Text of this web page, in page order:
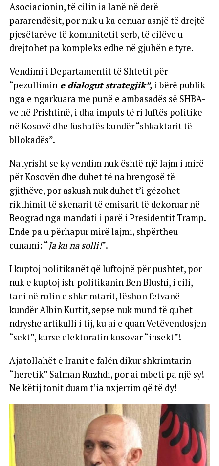
Asociacionin, të cilin ia lanë në derë
pararendësit, por nuk u ka cenuar asnjë të drejtë
pjesëtarëve të komunitetit serb, të cilëve u
drejtohet pa kompleks edhe në gjuhën e tyre.
Vendimi i Departamentit të Shtetit për
“pezullimine dialogut strategjik”, i bërë publik
nga e ngarkuara me punë e ambasadës së SHBA-
ve në Prishtinë, i dha impuls të ri luftës politike
në Kosovë dhe fushatës kundër “shkaktarit të
bllokadës”.
Natyrisht se ky vendim nuk është një lajm i mirë
për Kosovën dhe duhet të na brengosë të
gjithëve, por askush nuk duhet t’i gëzohet
rikthimit të skenarit të emisarit të dekoruar në
Beograd nga mandati i parë i Presidentit Tramp.
Ende pa u përhapur mirë lajmi, shpërtheu
cunami: “Ja ku na solli!”.
I kuptoj politikanët që luftojnë për pushtet, por
nuk e kuptoj ish-politikanin Ben Blushi, i cili,
tani në rolin e shkrimtarit, lëshon fetvanë
kundër Albin Kurtit, sepse nuk mund të quhet
ndryshe artikulli i tij, ku ai e quan Vetëvendosjen
“sekt”, kurse elektoratin kosovar “insekt”!
Ajatollahët e Iranit e falën dikur shkrimtarin
“heretik” Salman Ruzhdi, por ai mbeti pa një sy!
Ne këtij tonit duam t’ia nxjerrim që të dy!